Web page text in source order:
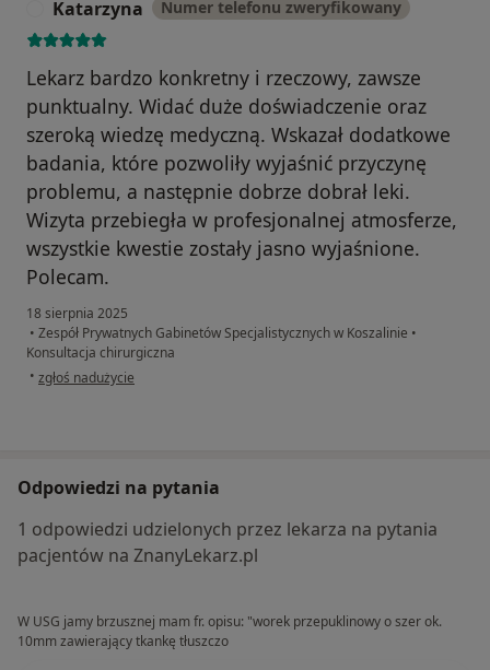
Katarzyna Numer telefonu zweryfikowany
Lekarz bardzo konkretny i rzeczowy, zawsze
punktualny. Widać duże doświadczenie oraz
szeroką wiedzę medyczną. Wskazał dodatkowe
badania, które pozwoliły wyjaśnić przyczynę
problemu, a następnie dobrze dobrał leki.
Wizyta przebiegła w profesjonalnej atmosferze,
wszystkie kwestie zostały jasno wyjaśnione.
Polecam.
18 sierpnia 2025
• Zespół Prywatnych Gabinetów Specjalistycznych w Koszalinie •
Konsultacja chirurgiczna
• w opinii użytkownika Katarzyna
zgłoś nadużycie
Odpowiedzi na pytania
1 odpowiedzi udzielonych przez lekarza na pytania
pacjentów na ZnanyLekarz.pl
W USG jamy brzusznej mam fr. opisu: "worek przepuklinowy o szer ok.
10mm zawierający tkankę tłuszczo